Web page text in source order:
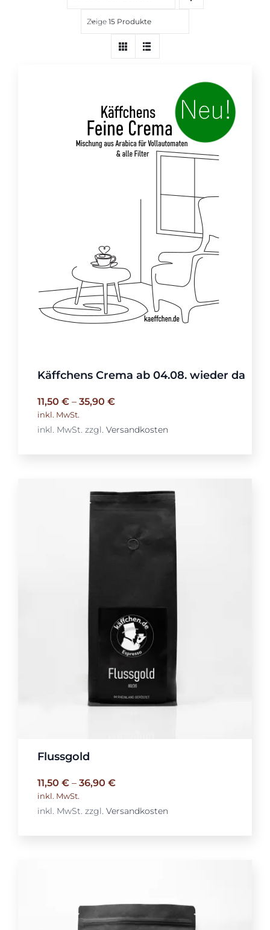
Zeige 15 Produkte
Käffchens Crema ab 04.08. wieder da
11,50 €– 35,90 €
inkl. MwSt.
inkl. MwSt. zzgl. Versandkosten
Flussgold
11,50 €– 36,90 €
inkl. MwSt.
inkl. MwSt. zzgl. Versandkosten